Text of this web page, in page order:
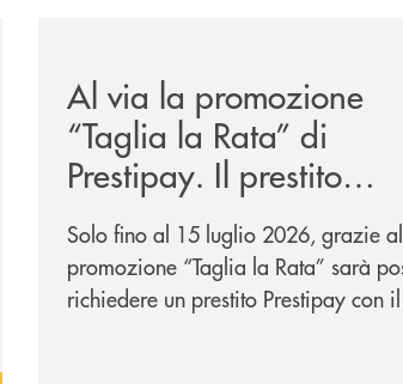
Al via la promozione
“Taglia la Rata” di
Prestipay. Il prestito
personale che si fa in
per te!
Solo fino al 15 luglio 2026, grazie
promozione “Taglia la Rata” sarà
richiedere un prestito Prestipay con il